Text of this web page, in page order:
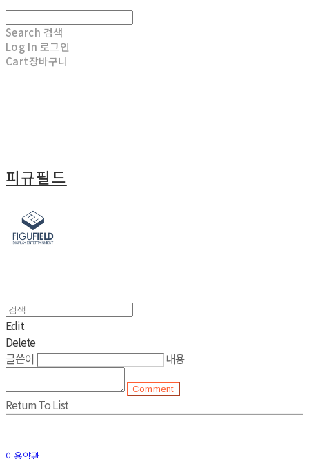
Search 검색
Log In 로그인
Cart장바구니
피규필드
Edit
Delete
글쓴이
내용
Comment
Return To List
이용약관